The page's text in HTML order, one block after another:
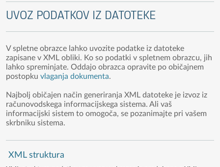
UVOZ PODATKOV IZ DATOTEKE
V spletne obrazce lahko uvozite podatke iz datoteke
zapisane v XML obliki. Ko so podatki v spletnem obrazcu, jih
lahko spreminjate. Oddajo obrazca opravite po običajnem
postopku vlaganja dokumenta.
Najbolj običajen način generiranja XML datoteke je izvoz iz
računovodskega informacijskega sistema. Ali vaš
informacijski sistem to omogoča, se pozanimajte pri vašem
skrbniku sistema.
XML struktura